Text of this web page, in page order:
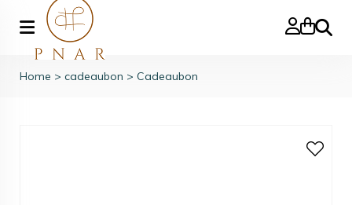
Zoeken
Home > cadeaubon > Cadeaubon